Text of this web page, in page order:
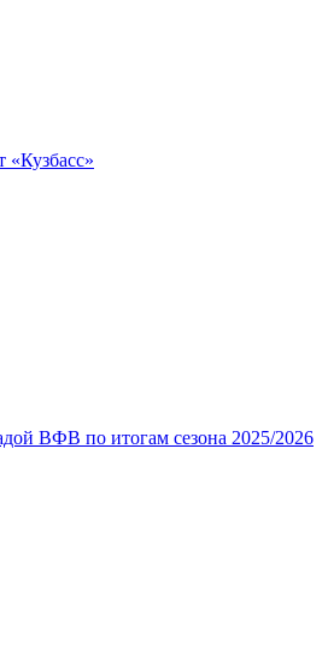
«Кузбасс»
ВФВ по итогам сезона 2025/2026